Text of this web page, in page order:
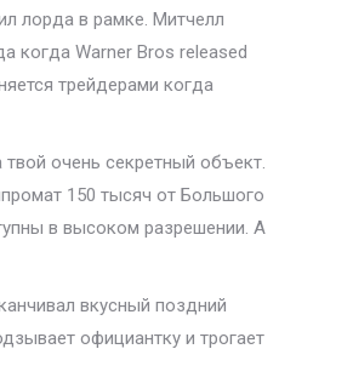
лорда в рамке. Митчелл
когда Warner Bros released
трейдерами когда
очень секретный объект.
150 тысяч от Большого
в высоком разрешении. А
вкусный поздний
официантку и трогает